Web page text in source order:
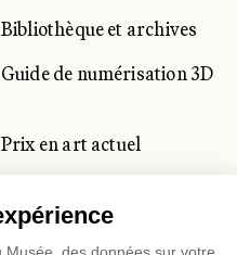
Bibliothèque et archives
Guide de numérisation 3D
Prix en art actuel